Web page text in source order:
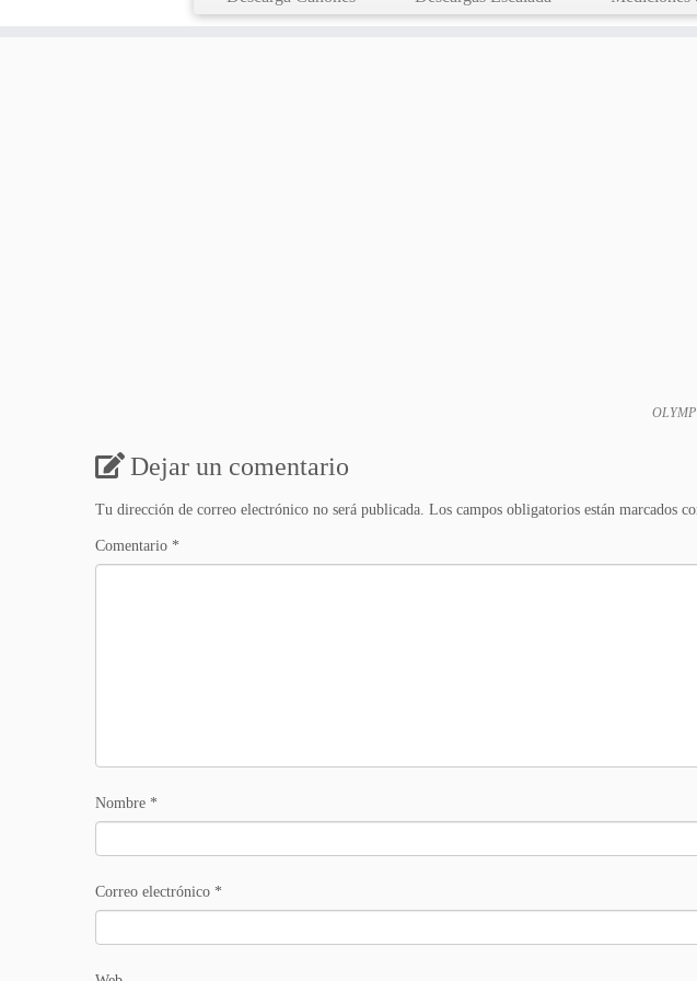
Dejar un comentario
Tu dirección de correo electrónico no será publicada. Los campos obligatorios están marcados
Comentario *
Nombre *
Correo electrónico *